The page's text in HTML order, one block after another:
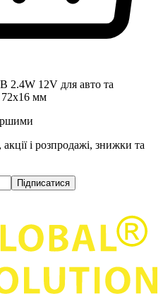
2.4W 12V для авто та
72х16 мм
і розпродажі, знижки та
Підписатися